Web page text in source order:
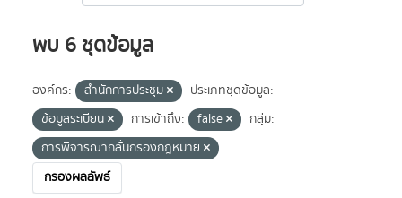
พบ 6 ชุดข้อมูล
องค์กร: สำนักการประชุม
ประเภทชุดข้อมูล:
ข้อมูลระเบียน
การเข้าถึง: false
กลุ่ม:
การพิจารณากลั่นกรองกฎหมาย
กรองผลลัพธ์